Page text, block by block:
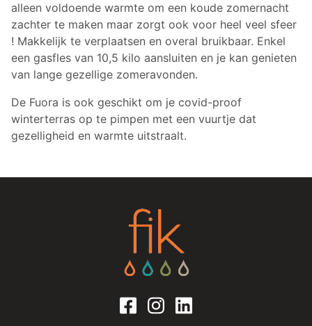
alleen voldoende warmte om een koude zomernacht
zachter te maken maar zorgt ook voor heel veel sfeer
! Makkelijk te verplaatsen en overal bruikbaar. Enkel
een gasfles van 10,5 kilo aansluiten en je kan genieten
van lange gezellige zomeravonden.
De Fuora is ook geschikt om je covid-proof
winterterras op te pimpen met een vuurtje dat
gezelligheid en warmte uitstraalt.